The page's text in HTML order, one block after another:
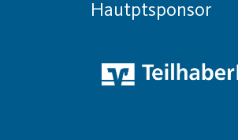
Hautptsponsor